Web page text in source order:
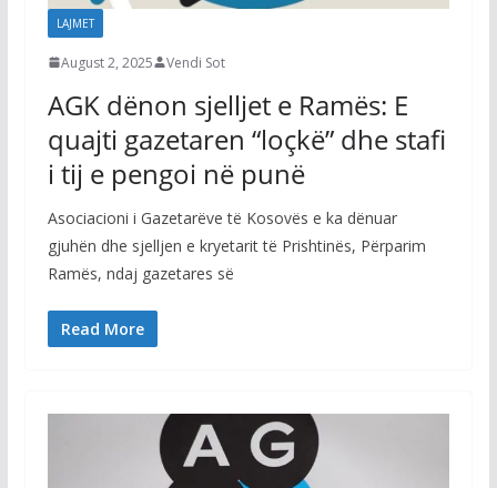
LAJMET
August 2, 2025 Vendi Sot
AGK dënon sjelljet e Ramës: E
quajti gazetaren “loçkë” dhe stafi
i tij e pengoi në punë
Asociacioni i Gazetarëve të Kosovës e ka dënuar
gjuhën dhe sjelljen e kryetarit të Prishtinës, Përparim
Ramës, ndaj gazetares së
Read More